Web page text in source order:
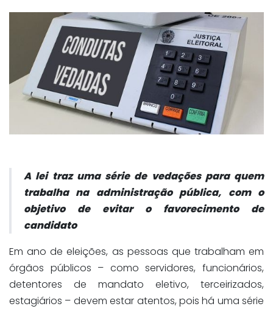
A lei traz uma série de vedações para quem
trabalha na administração pública, com o
objetivo de evitar o favorecimento de
candidato
Em ano de eleições, as pessoas que trabalham em
órgãos públicos – como servidores, funcionários,
detentores de mandato eletivo, terceirizados,
estagiários – devem estar atentos, pois há uma série